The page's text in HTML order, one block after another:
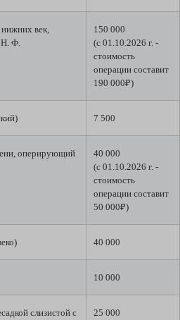
нижних век,
Н. Ф.
150 000
(с 01.10.2026 г. -
стоимость
операции составит
190 000₽)
7 500
оперирующий
40 000
(с 01.10.2026 г. -
стоимость
операции составит
50 000₽)
40 000
10 000
слизистой с
25 000